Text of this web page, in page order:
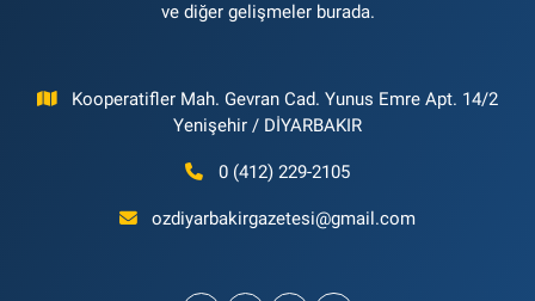
ve diğer gelişmeler burada.
Kooperatifler Mah. Gevran Cad. Yunus Emre Apt. 14/2
Yenişehir / DİYARBAKIR
0 (412) 229-2105
ozdiyarbakirgazetesi@gmail.com